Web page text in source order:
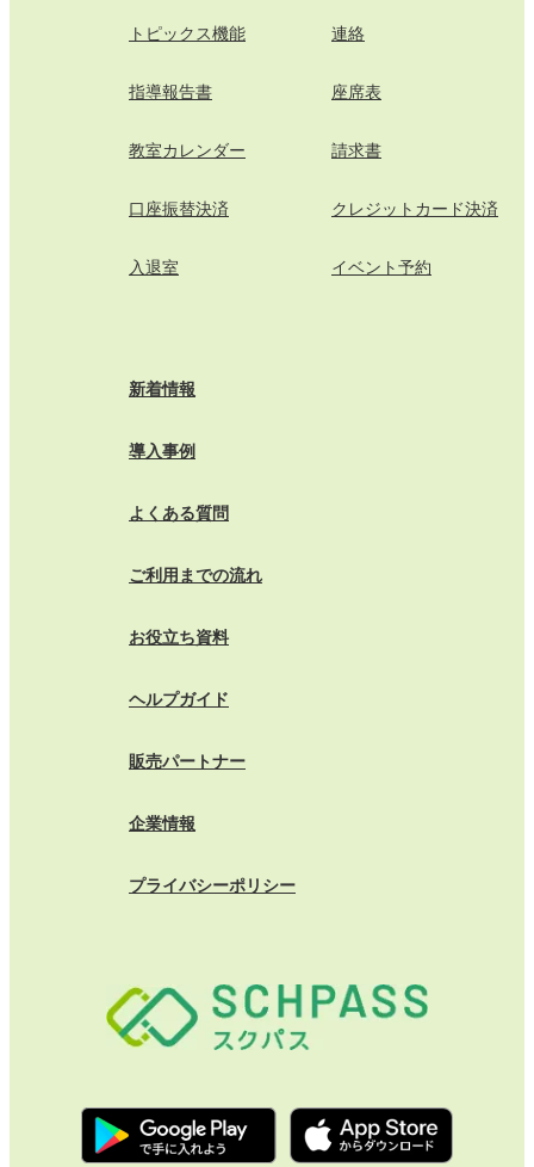
トピックス機能 連絡
指導報告書 座席表
教室カレンダー 請求書
口座振替決済 クレジットカード決済
入退室 イベント予約
新着情報
導入事例
よくある質問
ご利用までの流れ
お役立ち資料
ヘルプガイド
販売パートナー
企業情報
プライバシーポリシー